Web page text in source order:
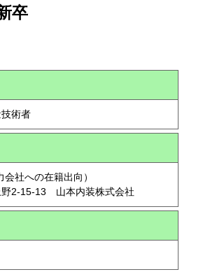
卒
術者
社への在籍出向）
野2-15-13 山本内装株式会社